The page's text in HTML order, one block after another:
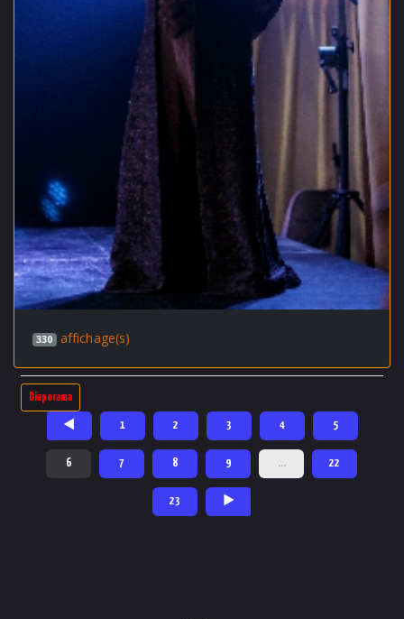
330 affichage(s)
Diaporama
◄ 1 2 3 4 5
6 7 8 9 … 22
23 ►